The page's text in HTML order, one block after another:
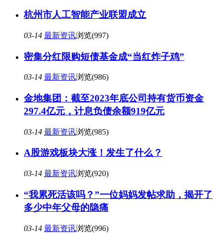
杭州市人工智能产业联盟成立
03-14 最新资讯浏览(997)
密集分红限购短债基金成“当红炸子鸡”
03-14 最新资讯浏览(986)
金地集团：截至2023年底公司持有货币资金
297.4亿元，计息负债余额919亿元
03-14 最新资讯浏览(985)
A股游戏板块大涨！发生了什么？
03-14 最新资讯浏览(920)
“我累死活该吗？”一位妈妈发帖求助，揭开了
多少中年父母的隐痛
03-14 最新资讯浏览(996)